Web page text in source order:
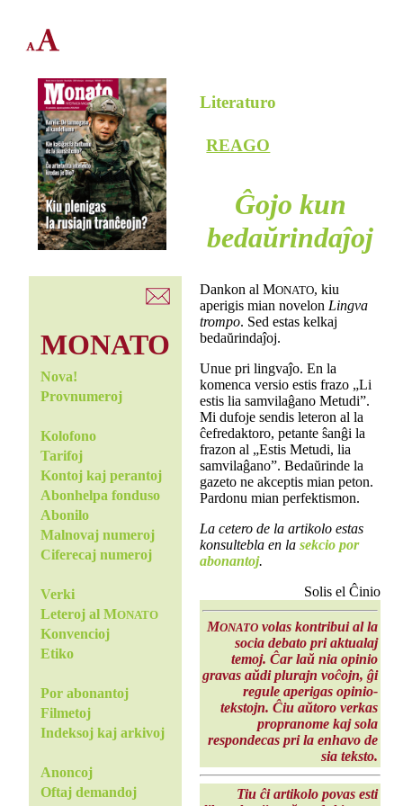
MONATO
Nova!
Provnumeroj
Kolofono
Tarifoj
Kontoj kaj perantoj
Abonhelpa fonduso
Abonilo
Malnovaj numeroj
Ciferecaj numeroj
Verki
Leteroj al MONATO
Konvencioj
Etiko
Por abonantoj
Filmetoj
Indeksoj kaj arkivoj
Anoncoj
Oftaj demandoj
Literaturo
REAGO
Ĝojo kun
bedaŭrindaĵoj
Dankon al MONATO, kiu
aperigis mian novelon Lingva
trompo. Sed estas kelkaj
bedaŭrindaĵoj.
Unue pri lingvaĵo. En la
komenca versio estis frazo „Li
estis lia samvilaĝano Metudi”.
Mi dufoje sendis leteron al la
ĉefredaktoro, petante ŝanĝi la
frazon al „Estis Metudi, lia
samvilaĝano”. Bedaŭrinde la
gazeto ne akceptis mian peton.
Pardonu mian perfektismon.
La cetero de la artikolo estas
konsultebla en lasekcio por
abonantoj.
Solis el Ĉinio
MONATO volas kontribui al la
socia debato pri aktualaj
temoj. Ĉar laŭ nia opinio
gravas aŭdi plurajn voĉojn, ĝi
regule aperigas opinio-
tekstojn. Ĉiu aŭtoro verkas
propranome kaj sola
respondecas pri la enhavo de
sia teksto.
Tiu ĉi artikolo povas esti